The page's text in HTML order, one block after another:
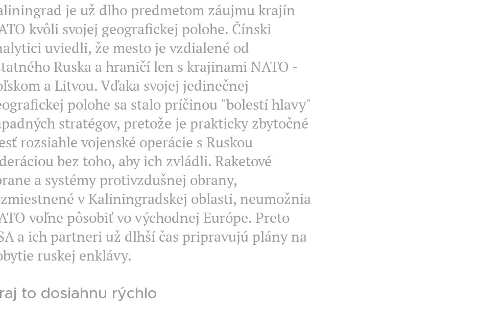
je už dlho predmetom záujmu krajín
kvôli svojej geografickej polohe. Čínski
uviedli, že mesto je vzdialené od
Ruska a hraničí len s krajinami NATO -
a Litvou. Vďaka svojej jedinečnej
polohe sa stalo príčinou "bolestí hlavy"
stratégov, pretože je prakticky zbytočné
rozsiahle vojenské operácie s Ruskou
bez toho, aby ich zvládli. Raketové
a systémy protivzdušnej obrany,
v Kaliningradskej oblasti, neumožnia
voľne pôsobiť vo východnej Európe. Preto
a ich partneri už dlhší čas pripravujú plány na
ruskej enklávy.
to dosiahnu rýchlo